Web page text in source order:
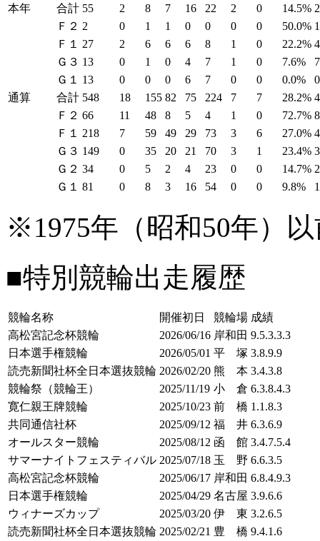
本年
合計 55 2 8 7 16 22 2 0 14.5%
Ｆ２ 2 0 1 1 0 0 0 0 50.0%
Ｆ１
27 2 6 6 6 8 1 0 22.2%
Ｇ３ 13 0 1 0 4 7 1 0 7.6%
Ｇ１
13 0 0 0 6 7 0 0 0.0%
通算
合計 548 18 155 82 75 224 7 7 28.2%
Ｆ２ 66 11 48 8 5 4 1 0 72.7%
Ｆ１
218 7 59 49 29 73 3 6 27.0%
Ｇ３ 149 0 35 20 21 70 3 1 23.4%
Ｇ２ 34 0 5 2 4 23 0 0 14.7%
Ｇ１
81 0 8 3 16 54 0 0 9.8%
※1975年（昭和50年）
■特別競輪出走履歴
競輪名称 開催初日 競輪場 成績
高松宮記念杯競輪
2026/06/16 岸和田 9.5.3.3.3
日本選手権競輪
2026/05/01 平 塚 3.8.9.9
読売新聞社杯全日本選抜競輪 2026/02/20 熊 本 3.4.3.8
競輪祭（競輪王）
2025/11/19 小 倉 6.3.8.4.3
寛仁親王牌競輪
2025/10/23 前 橋 1.1.8.3
共同通信社杯
2025/09/12 福 井 6.3.6.9
オールスター競輪
2025/08/12 函 館 3.4.7.5.4
サマーナイトフェスティバル 2025/07/18 玉 野 6.6.3.5
高松宮記念杯競輪
2025/06/17 岸和田 6.8.4.9.3
日本選手権競輪
2025/04/29 名古屋 3.9.6.6
ウィナーズカップ
2025/03/20 伊 東 3.2.6.5
読売新聞社杯全日本選抜競輪 2025/02/21 豊 橋 9.4.1.6